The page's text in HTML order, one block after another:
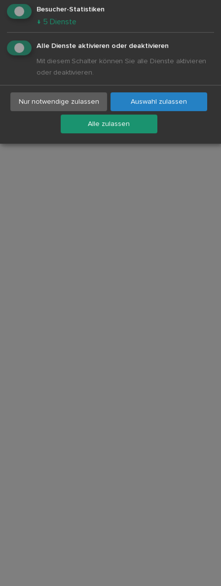
Beispiel:
Besucher-Statistiken
↓ 5 Dienste
Alle Dienste aktivieren oder deaktivieren
Mit diesem Schalter können Sie alle Dienste aktivieren
oder deaktivieren.
Nur notwendige zulassen Auswahl zulassen
Alle zulassen